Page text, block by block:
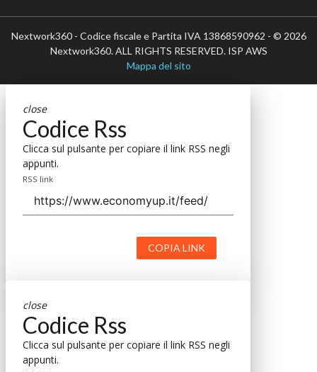
Nextwork360 - Codice fiscale e Partita IVA 13868590962 - © 2026
Nextwork360. ALL RIGHTS RESERVED. ISP AWS
Mappa del sito
close
Codice Rss
Clicca sul pulsante per copiare il link RSS negli
appunti.
RSS link
COPIA LINK
close
Codice Rss
Clicca sul pulsante per copiare il link RSS negli
appunti.